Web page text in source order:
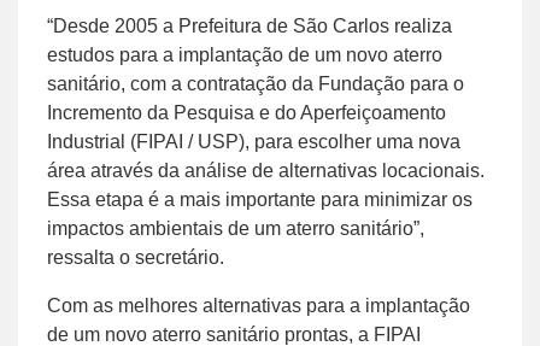
“Desde 2005 a Prefeitura de São Carlos realiza
estudos para a implantação de um novo aterro
sanitário, com a contratação da Fundação para o
Incremento da Pesquisa e do Aperfeiçoamento
Industrial (FIPAI / USP), para escolher uma nova
área através da análise de alternativas locacionais.
Essa etapa é a mais importante para minimizar os
impactos ambientais de um aterro sanitário”,
ressalta o secretário.
Com as melhores alternativas para a implantação
de um novo aterro sanitário prontas, a FIPAI